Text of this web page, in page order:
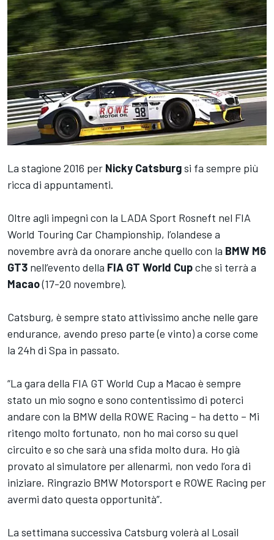
La stagione 2016 per Nicky Catsburgsi fa sempre più
ricca di appuntamenti.
Oltre agli impegni con la LADA Sport Rosneft nel FIA
World Touring Car Championship, l’olandese a
novembre avrà da onorare anche quello con la BMW M6
GT3 nell’evento della FIA GT World Cupche si terrà a
Macao(17-20 novembre).
Catsburg, è sempre stato attivissimo anche nelle gare
endurance, avendo preso parte (e vinto) a corse come
la 24h di Spa in passato.
“La gara della FIA GT World Cup a Macao è sempre
stato un mio sogno e sono contentissimo di poterci
andare con la BMW della ROWE Racing – ha detto – Mi
ritengo molto fortunato, non ho mai corso su quel
circuito e so che sarà una sfida molto dura. Ho già
provato al simulatore per allenarmi, non vedo l’ora di
iniziare. Ringrazio BMW Motorsport e ROWE Racing per
avermi dato questa opportunità”.
La settimana successiva Catsburg volerà al Losail